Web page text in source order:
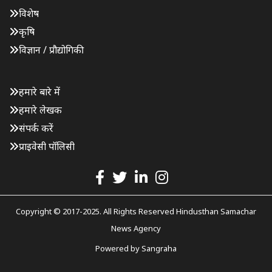
विशेष
कृषि
विज्ञान / प्रौद्योगिकी
हमारे बारे में
हमारे लेखक
संपर्क करें
प्राइवेसी पॉलिसी
Copyright © 2017-2025. All Rights Reserved Hindusthan Samachar
News Agency
Powered bySangraha